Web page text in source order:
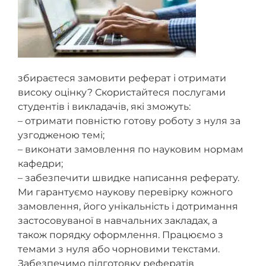
збираєтеся замовити реферат і отримати
високу оцінку? Скористайтеся послугами
студентів і викладачів, які зможуть:
– отримати повністю готову роботу з нуля за
узгодженою темі;
– виконати замовлення по науковим нормам
кафедри;
– забезпечити швидке написання реферату.
Ми гарантуємо наукову перевірку кожного
замовлення, його унікальність і дотримання
застосовуваної в навчальних закладах, а
також порядку оформлення. Працюємо з
темами з нуля або чорновими текстами.
Забезпечимо підготовку рефератів